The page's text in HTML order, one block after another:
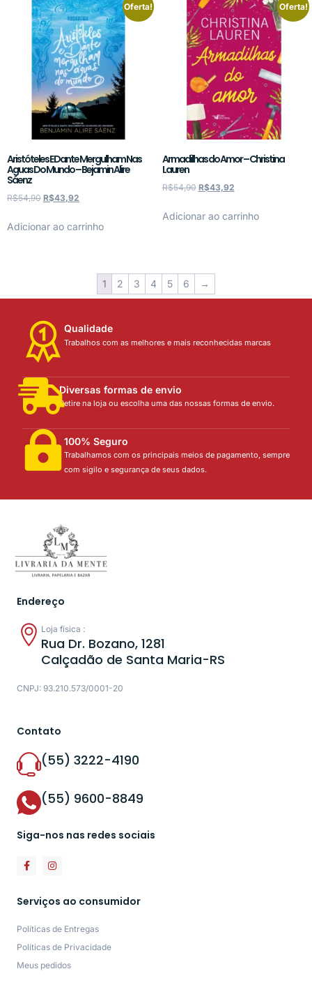
Oferta!
Aristóteles E Dante Mergulham Nas
Aguas Do Mundo – Bejamin Alire
Sáenz
R$54,90 R$43,92
Adicionar ao carrinho
Oferta!
Armadilhas do Amor – Christina
Lauren
R$54,90 R$43,92
Adicionar ao carrinho
1 2 3 4 5 6 →
Qualidade
Trabalhos com as melhores e mais reconhecidas marcas
Diversas formas de envio
Retire na loja ou escolha uma das nossas formas de envio.
100% Seguro
Trabalhamos com os principais meios de pagamento, sempre
com sigilo e segurança de seus dados.
Endereço
Loja física :
Rua Dr. Bozano, 1281
Calçadão de Santa Maria-RS
CNPJ: 93.210.573/0001-20
Contato
(55) 3222-4190
(55) 9600-8849
Siga-nos nas redes sociais
Serviços ao consumidor
Políticas de Entregas
Políticas de Privacidade
Meus pedidos